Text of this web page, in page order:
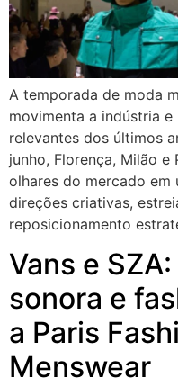
A temporada de moda
movimenta a indústria
relevantes dos últimos
junho, Florença, Milão
olhares do mercado em
direções criativas,
reposicionamento
Vans e
sonora e
a Paris
Menswear